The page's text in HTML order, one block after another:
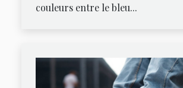
couleurs entre le bleu...